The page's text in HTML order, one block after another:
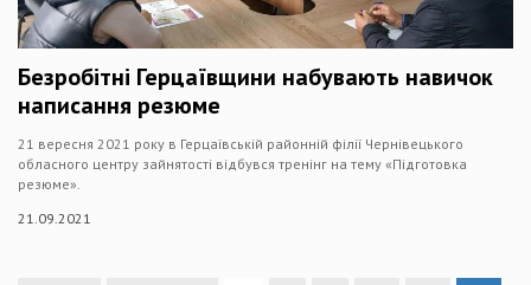
Безробітні Герцаївщини набувають навичок
написання резюме
21 вересня 2021 року в Герцаївській районній філії Чернівецького
обласного центру зайнятості відбувся тренінг на тему «Підготовка
резюме».
21.09.2021